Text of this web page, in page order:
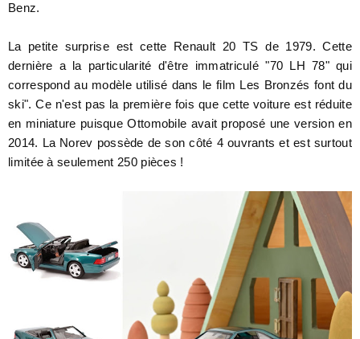
Benz.
La petite surprise est cette Renault 20 TS de 1979. Cette
dernière a la particularité d'être immatriculé "70 LH 78" qui
correspond au modèle utilisé dans le film Les Bronzés font du
ski". Ce n'est pas la première fois que cette voiture est réduite
en miniature puisque Ottomobile avait proposé une version en
2014. La Norev possède de son côté 4 ouvrants et est surtout
limitée à seulement 250 pièces !